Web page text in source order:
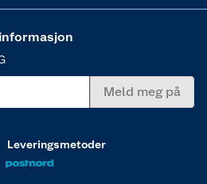
Meld meg på
Leveringsmetoder